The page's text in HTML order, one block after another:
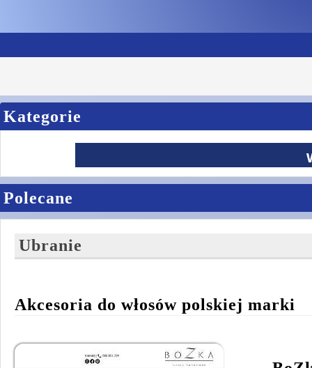
Kategorie
Polecane
Ubranie
Akcesoria do włosów polskiej marki